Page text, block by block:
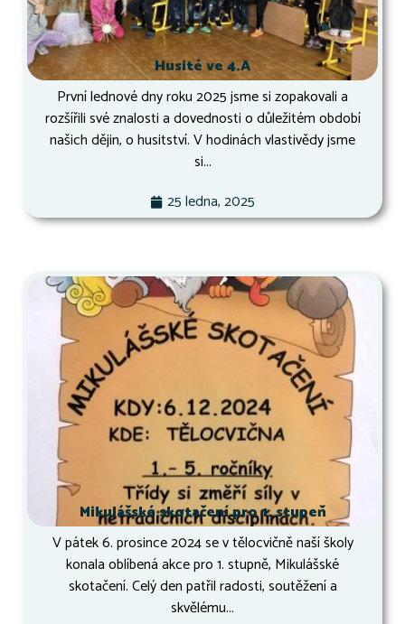
Husité ve 4.A
První lednové dny roku 2025 jsme si zopakovali a
rozšířili své znalosti a dovednosti o důležitém období
našich dějin, o husitství. V hodinách vlastivědy jsme
si...
25 ledna, 2025
Mikulášské skotačení pro 1. stupeň
V pátek 6. prosince 2024 se v tělocvičně naší školy
konala oblíbená akce pro 1. stupně, Mikulášské
skotačení. Celý den patřil radosti, soutěžení a
skvělému...